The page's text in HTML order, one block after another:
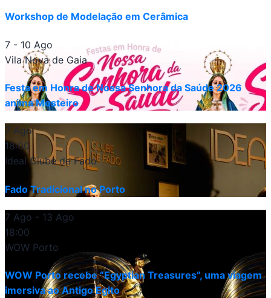
Workshop de Modelação em Cerâmica
7 - 10 Ago
Vila Nova de Gaia
Festa em Honra de Nossa Senhora da Saúde 2026
anima Mosteiro
7 Ago
18:00
Ideal Clube de Fado
Fado Tradicional no Porto
7 Ago - 13 Ago
18:00
WOW Porto
WOW Porto recebe “Egyptian Treasures”, uma viagem
imersiva ao Antigo Egito